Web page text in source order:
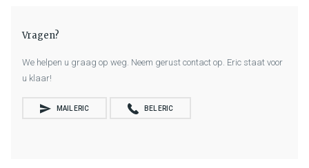
Vragen?
We helpen u graag op weg. Neem gerust contact op. Eric staat voor
u klaar!
MAIL ERIC BEL ERIC